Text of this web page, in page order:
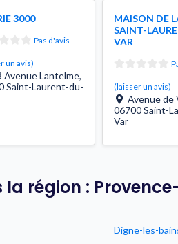
3000
Pas d'avis
un avis)
Avenue Lantelme,
Saint-Laurent-du-
MAISON DE
SAINT-
VAR
(laisser un avis)
Avenue de
06700Saint-
Var
région :
Digne-les-